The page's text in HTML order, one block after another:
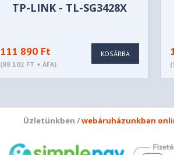
TP-LINK - TL-SG3428X
111 890 Ft
(88 102 FT + ÁFA)
KOSÁRBA
Üzletünkben /webáruházunkban